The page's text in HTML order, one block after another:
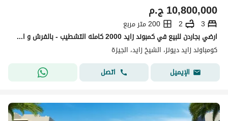
ج.م10,800,000
3
2
200 متر مربع
ارضي بجاردن للبيع في كمبوند زايد 2000 كامله التشطيب - بالفرش و الاجهزه - الشيخ زايد
كومباوند زايد ديونز، الشيخ زايد، الجيزة
الإيميل
اتصل